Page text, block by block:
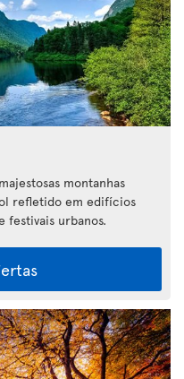
montanhas
refletido em edifícios
festivais urbanos.